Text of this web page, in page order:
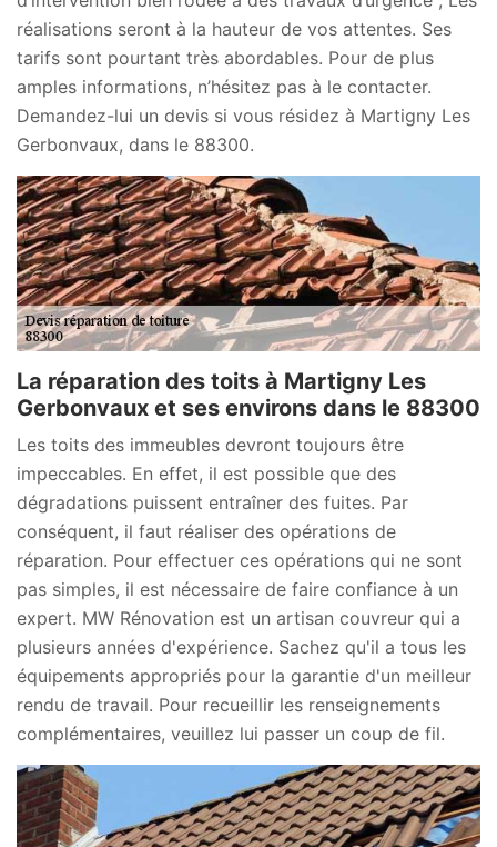
réalisations seront à la hauteur de vos attentes. Ses
tarifs sont pourtant très abordables. Pour de plus
amples informations, n’hésitez pas à le contacter.
Demandez-lui un devis si vous résidez à Martigny Les
Gerbonvaux, dans le 88300.
La réparation des toits à Martigny Les
Gerbonvaux et ses environs dans le 88300
Les toits des immeubles devront toujours être
impeccables. En effet, il est possible que des
dégradations puissent entraîner des fuites. Par
conséquent, il faut réaliser des opérations de
réparation. Pour effectuer ces opérations qui ne sont
pas simples, il est nécessaire de faire confiance à un
expert. MW Rénovation est un artisan couvreur qui a
plusieurs années d'expérience. Sachez qu'il a tous les
équipements appropriés pour la garantie d'un meilleur
rendu de travail. Pour recueillir les renseignements
complémentaires, veuillez lui passer un coup de fil.